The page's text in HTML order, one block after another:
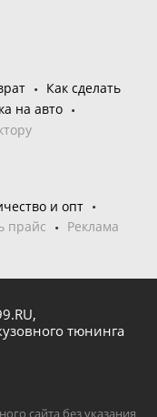
Как сделать
на авто
и опт
прайс Реклама
тюнинга
сайта без указания